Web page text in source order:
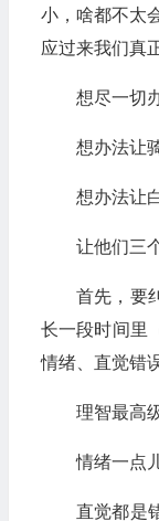
小，啥都不太
应过来我们真
想尽一切
想办法让
想办法让
让他们三
首先，要
长一段时间里
情绪、直觉错
理智最高
情绪一点
直觉都是